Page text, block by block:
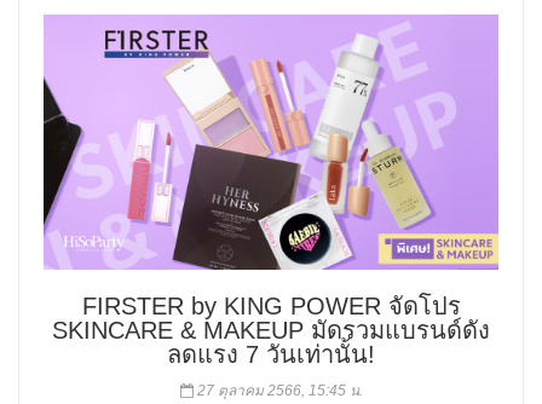
FIRSTER by KING POWER จัดโปร
SKINCARE & MAKEUP มัดรวมแบรนด์ดัง
ลดแรง 7 วันเท่านั้น!
27 ตุลาคม 2566, 15:45 น.